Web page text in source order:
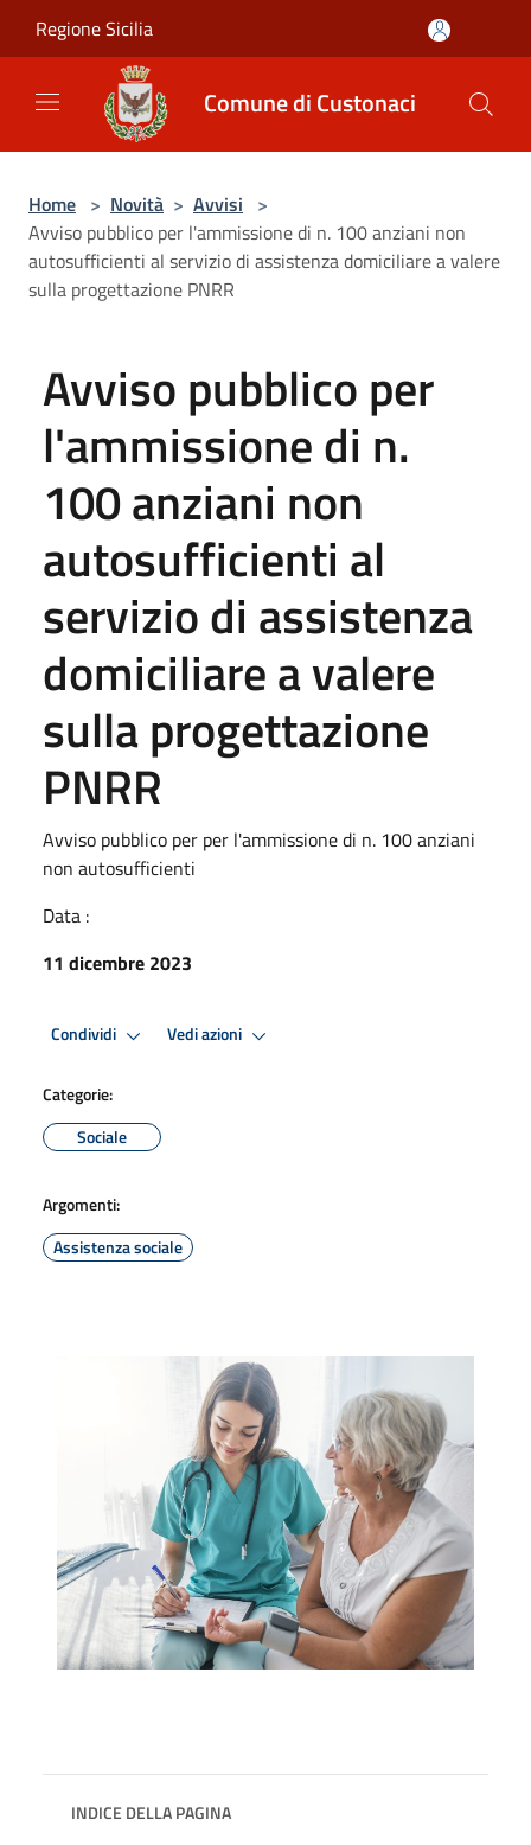
Regione Sicilia
Comune di Custonaci
Home > Novità > Avvisi >
Avviso pubblico per l'ammissione di n. 100 anziani non
autosufficienti al servizio di assistenza domiciliare a valere
sulla progettazione PNRR
Avviso pubblico per
l'ammissione di n.
100 anziani non
autosufficienti al
servizio di assistenza
domiciliare a valere
sulla progettazione
PNRR
Avviso pubblico per per l'ammissione di n. 100 anziani
non autosufficienti
Data :
11 dicembre 2023
Condividi Vedi azioni
Categorie:
Sociale
Argomenti:
Assistenza sociale
INDICE DELLA PAGINA